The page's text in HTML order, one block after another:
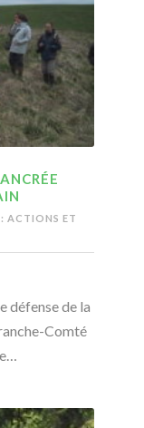
ACTIONS ET
défense de la
Comté